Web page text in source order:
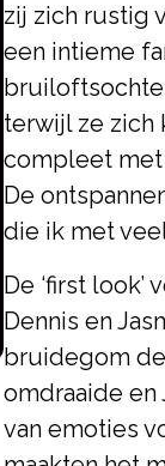
zij zich rustig
een intieme
terwijl ze zich
compleet met
De
die ik met
De ‘first
Dennis en
bruidegom
omdraaide en
van emoties